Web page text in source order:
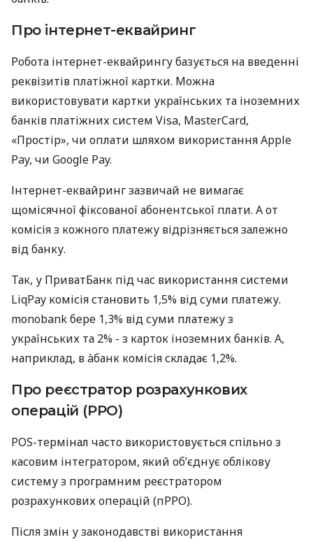
Про інтернет-еквайринг
Робота інтернет-еквайрингу базується на введенні
реквізитів платіжної картки. Можна
використовувати картки українських та іноземних
банків платіжних систем Visa, MasterCard,
«Простір», чи оплати шляхом використання Apple
Pay, чи Google Pay.
Інтернет-еквайринг зазвичай не вимагає
щомісячної фіксованої абонентської плати. А от
комісія з кожного платежу відрізняється залежно
від банку.
Так, у ПриватБанк під час використання системи
LiqPay комісія становить 1,5% від суми платежу.
monobank бере 1,3% від суми платежу з
українських та 2% - з карток іноземних банків. А,
наприклад, в àбанк комісія складає 1,2%.
Про реєстратор розрахункових
операцій (РРО)
POS-термінал часто використовується спільно з
касовим інтегратором, який об’єднує облікову
систему з програмним реєстратором
розрахункових операцій (пРРО).
Після змін у законодавстві використання